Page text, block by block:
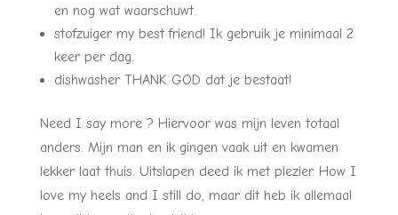
en nog wat waarschuwt.
stofzuiger my best friend! Ik gebruik je minimaal 2
keer per dag.
dishwasher THANK GOD dat je bestaat!
Need I say more ? Hiervoor was mijn leven totaal
anders. Mijn man en ik gingen vaak uit en kwamen
lekker laat thuis. Uitslapen deed ik met plezier. How I
love my heels and I still do, maar dit heb ik allemaal